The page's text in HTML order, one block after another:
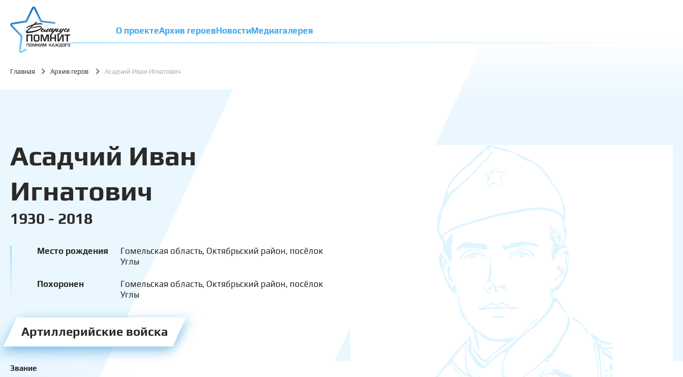
О проектеАрхив героевНовостиМедиагалерея
Главная Архив геров Асадчий Иван Игнатович
Асадчий Иван
Игнатович
1930 - 2018
Место рождения
Гомельская область, Октябрьский район, посёлок
Углы
Похоронен
Гомельская область, Октябрьский район, посёлок
Углы
Артиллерийские войска
Звание